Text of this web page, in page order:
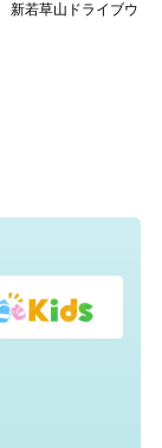
新若草山ドライブウ